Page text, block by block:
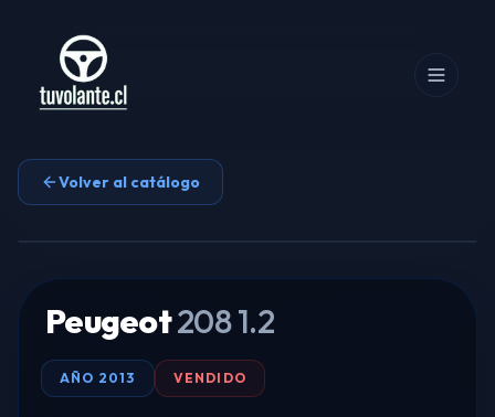
Volver al catálogo
Peugeot208 1.2
AÑO 2013 VENDIDO